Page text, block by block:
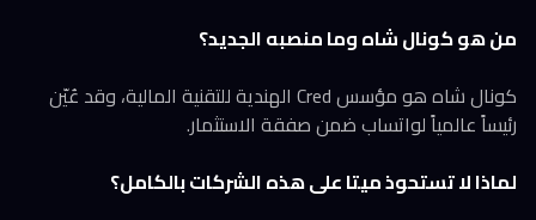
من هو كونال شاه وما منصبه الجديد؟
كونال شاه هو مؤسس Cred الهندية للتقنية المالية، وقد عُيّن
رئيساً عالمياً لواتساب ضمن صفقة الاستثمار.
لماذا لا تستحوذ ميتا على هذه الشركات بالكامل؟